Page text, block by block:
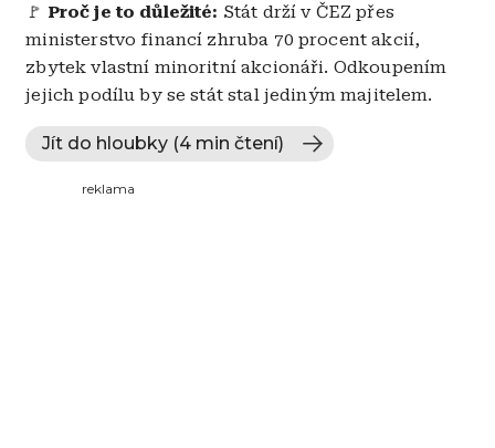
🚩 Proč je to důležité: Stát drží v ČEZ přes
ministerstvo financí zhruba 70 procent akcií,
zbytek vlastní minoritní akcionáři. Odkoupením
jejich podílu by se stát stal jediným majitelem.
Jít do hloubky (4 min čtení)
reklama